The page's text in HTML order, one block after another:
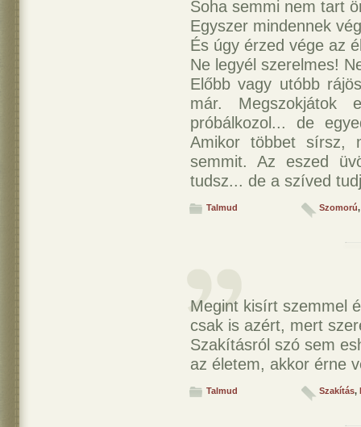
Soha semmi nem tart
Egyszer mindennek
És úgy érzed vége az
Ne legyél szerelmes!
Előbb vagy utóbb
már.
próbálkozol... de
Amikor többet sírsz,
semmit. Az eszed
tudsz... de a szíved
Talmud Szomorú
Megint kisírt szemmel
csak is azért, mert
Szakításról szó sem
az életem, akkor érne
Talmud Szakítás,